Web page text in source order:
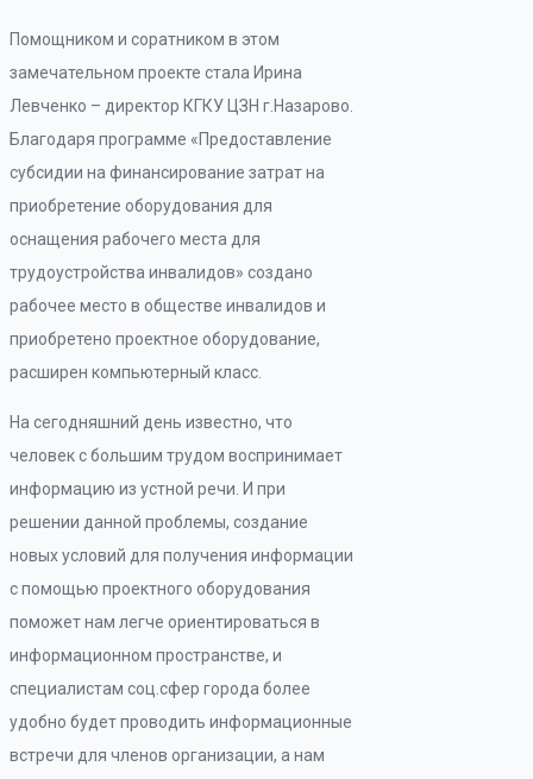
Помощником и соратником в этом
замечательном проекте стала Ирина
Левченко – директор КГКУ ЦЗН г.Назарово.
Благодаря программе «Предоставление
субсидии на финансирование затрат на
приобретение оборудования для
оснащения рабочего места для
трудоустройства инвалидов» создано
рабочее место в обществе инвалидов и
приобретено проектное оборудование,
расширен компьютерный класс.
На сегодняшний день известно, что
человек с большим трудом воспринимает
информацию из устной речи. И при
решении данной проблемы, создание
новых условий для получения информации
с помощью проектного оборудования
поможет нам легче ориентироваться в
информационном пространстве, и
специалистам соц.сфер города более
удобно будет проводить информационные
встречи для членов организации, а нам